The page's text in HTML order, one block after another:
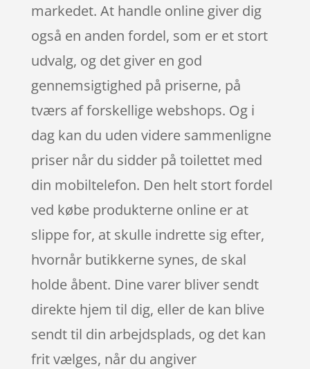
markedet. At handle online giver dig
også en anden fordel, som er et stort
udvalg, og det giver en god
gennemsigtighed på priserne, på
tværs af forskellige webshops. Og i
dag kan du uden videre sammenligne
priser når du sidder på toilettet med
din mobiltelefon. Den helt stort fordel
ved købe produkterne online er at
slippe for, at skulle indrette sig efter,
hvornår butikkerne synes, de skal
holde åbent. Dine varer bliver sendt
direkte hjem til dig, eller de kan blive
sendt til din arbejdsplads, og det kan
frit vælges, når du angiver